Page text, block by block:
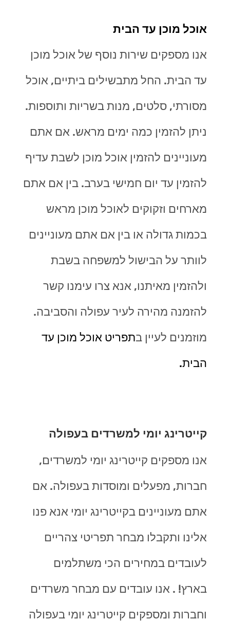
אוכל מוכן עד הבית
אנו מספקים שירות נוסף של אוכל מוכן
עד הבית. החל מתבשילים ביתיים, אוכל
מסורתי, סלטים, מנות בשריות ותוספות.
ניתן להזמין כמה ימים מראש. אם אתם
מעוניינים להזמין אוכל מוכן לשבת עדיף
להזמין עד יום חמישי בערב. בין אם אתם
מארחים וזקוקים לאוכל מוכן מראש
בכמות גדולה או בין אם אתם מעוניינים
לוותר על הבישול למשפחה בשבת
ולהזמין מאיתנו, אנא צרו עימנו קשר
להזמנה מהירה לעיר עפולה והסביבה.
מוזמנים לעיין בתפריט אוכל מוכן עד
הבית.
קייטרינג יומי למשרדים בעפולה
אנו מספקים קייטרינג יומי למשרדים,
חברות, מפעלים ומוסדות בעפולה. אם
אתם מעוניינים בקייטרינג יומי אנא פנו
אלינו ותקבלו מבחר תפריטי צהריים
לעובדים במחירים הכי משתלמים
בארץ! . אנו עובדים עם מבחר משרדים
וחברות ומספקים קייטרינג יומי בעפולה